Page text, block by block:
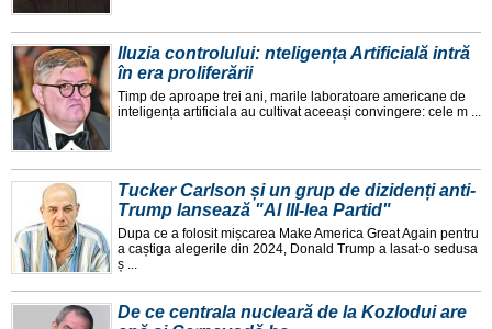
Iluzia controlului: nteligența Artificială intră
în era proliferării
Timp de aproape trei ani, marile laboratoare americane de
inteligența artificiala au cultivat aceeași convingere: cele m ...
Tucker Carlson și un grup de dizidenți anti-
Trump lansează "Al III-lea Partid"
Dupa ce a folosit mișcarea Make America Great Again pentru
a caștiga alegerile din 2024, Donald Trump a lasat-o sedusa
ș ...
De ce centrala nucleară de la Kozlodui are